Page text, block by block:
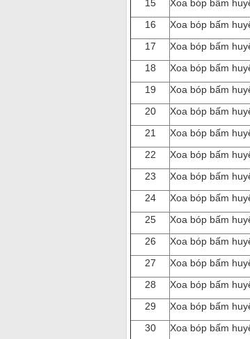
15
Xoa bóp bấm
16
Xoa bóp bấm
17
Xoa bóp bấm
18
Xoa bóp bấm
19
Xoa bóp bấm
20
Xoa bóp bấm
21
Xoa bóp bấm
22
Xoa bóp bấm
23
Xoa bóp bấm
24
Xoa bóp bấm
25
Xoa bóp bấm
26
Xoa bóp bấm
27
Xoa bóp bấm
28
Xoa bóp bấm
29
Xoa bóp bấm
30
Xoa bóp bấm